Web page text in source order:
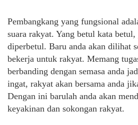
Pembangkang yang fungsional
suara rakyat. Yang betul kata
diperbetul. Baru anda akan dilihat
bekerja untuk rakyat. Memang
berbanding dengan semasa anda
ingat, rakyat akan bersama anda
Dengan ini barulah anda akan
keyakinan dan sokongan rakyat.